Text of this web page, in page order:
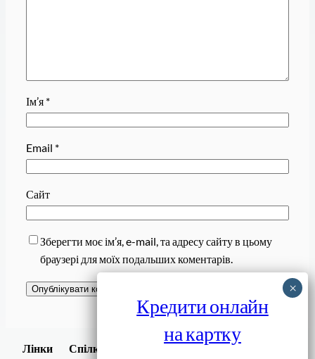
Ім’я *
Email *
Сайт
Зберегти моє ім’я, e-mail, та адресу сайту в цьому
браузері для моїх подальших коментарів.
Лінки Спілки
Завантажити
Кредити онлайн
на картку